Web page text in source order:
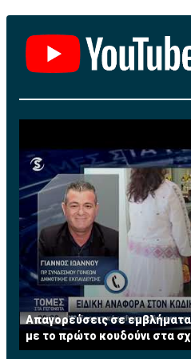
Απαγορεύσεις σε
με το πρώτο κουδούνι στα